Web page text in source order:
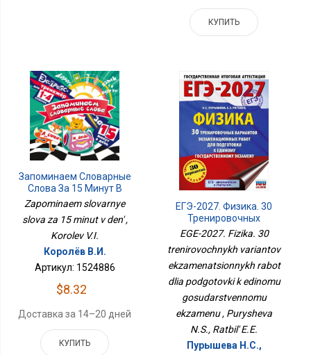
КУПИТЬ
Запоминаем Словарные
Слова За 15 Минут В
День
Zapominaem slovarnye
slova za 15 minut v den' ,
Korolev V.I.
Королёв В.И.
Артикул: 1524886
$8.32
Доставка за 14–20 дней
КУПИТЬ
ЕГЭ-2027. Физика. 30
Тренировочных
Вариантов
Работ Для Подготовки К
Единому
Государственному
Экзамену
EGE-2027. Fizika. 30
trenirovochnykh variantov
ekzamenatsionnykh rabot
dlia podgotovki k edinomu
gosudarstvennomu
ekzamenu , Purysheva
N.S., Ratbil' E.E.
Пурышева Н.С.,